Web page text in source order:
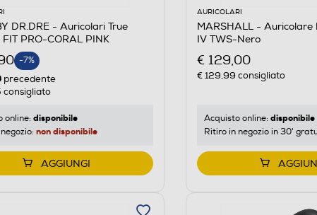
DR.DRE - Auricolari True
PRO-CORAL PINK
-7%
precedente
consigliato
online: disponibile
non disponibile
AGGIUNGI
AURICOLARI
MARSHALL -
IV TWS-Nero
€ 129,00
€ 129,99 consigliato
Acquisto online: disponibile
Ritiro in negozio in 30'